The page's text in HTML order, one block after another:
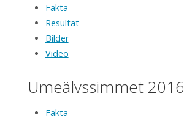
Fakta
Resultat
Bilder
Video
Umeälvssimmet 2016
Fakta